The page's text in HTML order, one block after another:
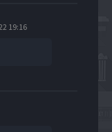
19:16